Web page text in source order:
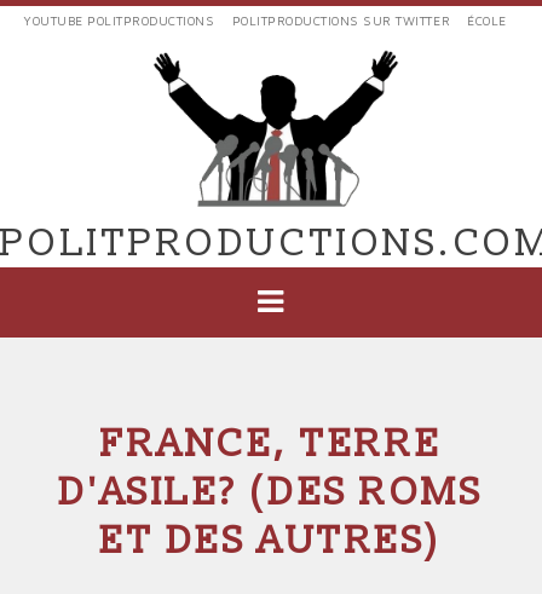
Aller
EXTERNES
POLIT'PRODUCTIONS
YOUTUBE POLITPRODUCTIONS POLITPRODUCTIONS SUR TWITTER ÉCOLE
FRANCE, TERRE
D'ASILE? (DES ROMS
ET DES AUTRES)